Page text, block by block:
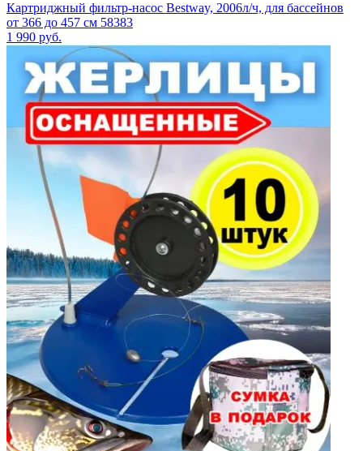
Картриджный фильтр-насос Bestway, 2006л/ч, для бассейнов
от 366 до 457 см 58383
1 990 руб.